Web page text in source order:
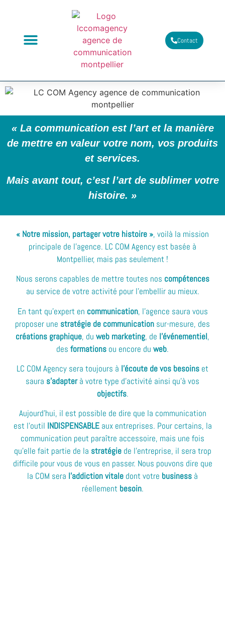
Contact
« La communication est l’art et la manière
de mettre en valeur votre nom, vos produits
et services.
Mais avant tout, c’est l’art de sublimer votre
histoire. »
« Notre mission, partager votre histoire », voilà la mission
principale de l’agence. LC COM Agency est basée à
Montpellier, mais pas seulement !
Nous serons capables de mettre toutes nos compétences
au service de votre activité pour l’embellir au mieux.
En tant qu’expert en communication, l’agence saura vous
proposer une stratégie de communication sur-mesure, des
créations graphique, du web marketing, de l’événementiel,
des formations ou encore du web.
LC COM Agency sera toujours à l’écoute de vos besoins et
saura s’adapterà votre type d’activité ainsi qu’à vos
objectifs.
Aujourd’hui, il est possible de dire que la communication
est l’outil INDISPENSABLEaux entreprises. Pour certains, la
communication peut paraître accessoire, mais une fois
qu’elle fait partie de la stratégiede l’entreprise, il sera trop
difficile pour vous de vous en passer. Nous pouvons dire que
la COM sera l’addiction vitale dont votre business à
réellement besoin.